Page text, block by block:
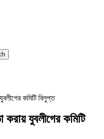
কমিটি বিলুপ্ত
করায় যুবলীগের কমিটি